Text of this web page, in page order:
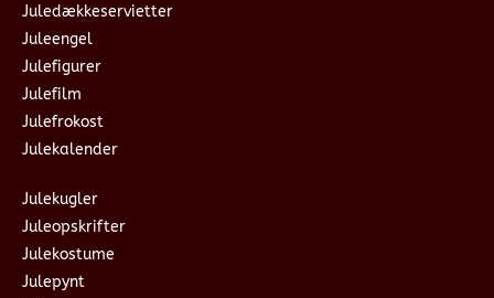
Juledækkeservietter
Juleengel
Julefigurer
Julefilm
Julefrokost
Julekalender
Julekugler
Juleopskrifter
Julekostume
Julepynt